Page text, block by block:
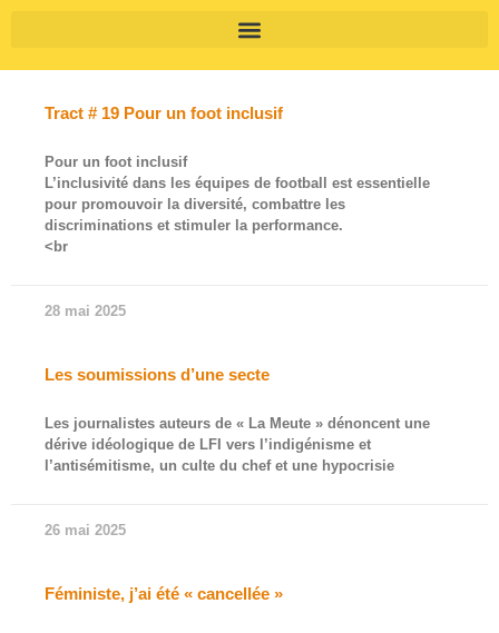
Tract # 19 Pour un foot inclusif
Pour un foot inclusif
L’inclusivité dans les équipes de football est essentielle
pour promouvoir la diversité, combattre les
discriminations et stimuler la performance.
<br
28 mai 2025
Les soumissions d’une secte
Les journalistes auteurs de « La Meute » dénoncent une
dérive idéologique de LFI vers l’indigénisme et
l’antisémitisme, un culte du chef et une hypocrisie
26 mai 2025
Féministe, j’ai été « cancellée »